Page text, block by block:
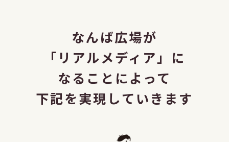
なんば広場が
「リアルメディア」に
なることによって
下記を実現していきます